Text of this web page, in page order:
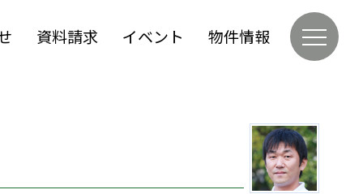
資料請求 イベント 物件情報